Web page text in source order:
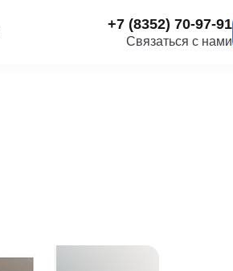
+7 (8352) 70-97-91
Связаться с нами